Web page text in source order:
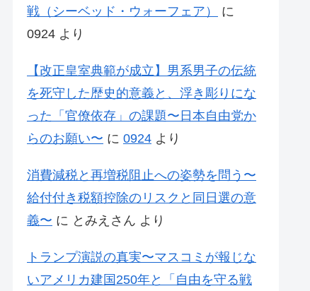
戦（シーベッド・ウォーフェア）
に
0924 より
【改正皇室典範が成立】男系男子の伝統
を死守した歴史的意義と、浮き彫りにな
った「官僚依存」の課題〜日本自由党か
らのお願い〜 に 0924 より
消費減税と再増税阻止への姿勢を問う〜
給付付き税額控除のリスクと同日選の意
義〜 に とみえさん より
トランプ演説の真実〜マスコミが報じな
いアメリカ建国250年と「自由を守る戦